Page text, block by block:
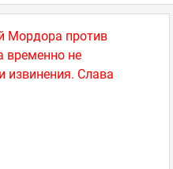
Мордора против
временно не
извинения. Слава